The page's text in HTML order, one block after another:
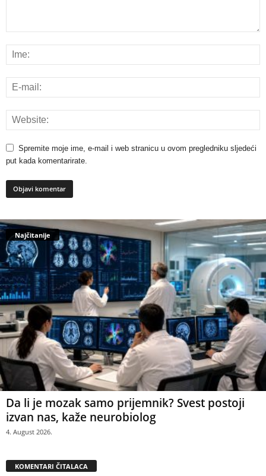
Spremite moje ime, e-mail i web stranicu u ovom pregledniku sljedeći
put kada komentarirate.
Najčitanije
Da li je mozak samo prijemnik? Svest postoji
izvan nas, kaže neurobiolog
4. August 2026.
KOMENTARI ČITALACA